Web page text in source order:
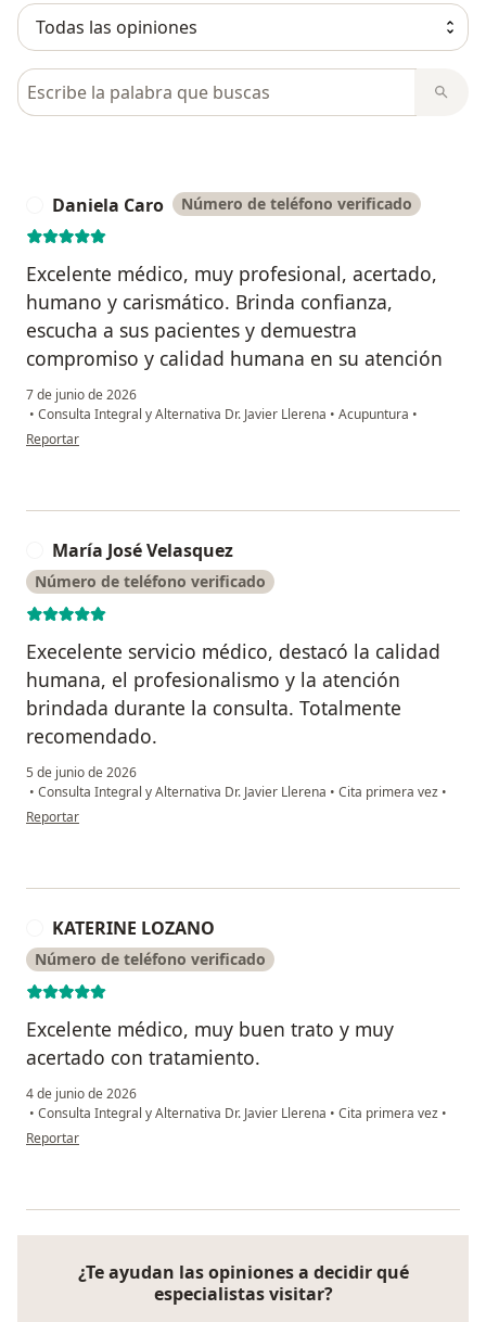
Busca en opiniones
Daniela Caro Número de teléfono verificado
Excelente médico, muy profesional, acertado,
humano y carismático. Brinda confianza,
escucha a sus pacientes y demuestra
compromiso y calidad humana en su atención
7 de junio de 2026
• Consulta Integral y Alternativa Dr. Javier Llerena • Acupuntura •
en opinión del usuario Daniela Caro
Reportar
María José Velasquez
Número de teléfono verificado
Execelente servicio médico, destacó la calidad
humana, el profesionalismo y la atención
brindada durante la consulta. Totalmente
recomendado.
5 de junio de 2026
• Consulta Integral y Alternativa Dr. Javier Llerena • Cita primera vez •
en opinión del usuario María José Velasquez
Reportar
KATERINE LOZANO
Número de teléfono verificado
Excelente médico, muy buen trato y muy
acertado con tratamiento.
4 de junio de 2026
• Consulta Integral y Alternativa Dr. Javier Llerena • Cita primera vez •
en opinión del usuario KATERINE LOZANO
Reportar
¿Te ayudan las opiniones a decidir qué
especialistas visitar?